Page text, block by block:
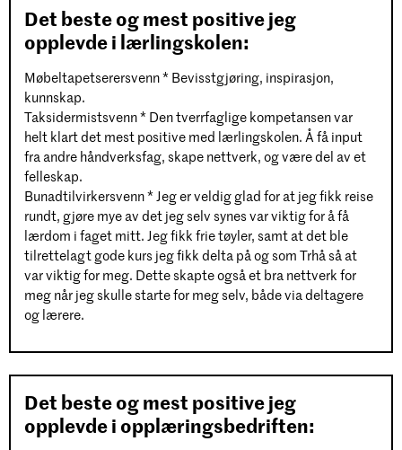
Det beste og mest positive jeg
opplevde i lærlingskolen:
Møbeltapetserersvenn * Bevisstgjøring, inspirasjon,
kunnskap.
Taksidermistsvenn * Den tverrfaglige kompetansen var
helt klart det mest positive med lærlingskolen. Å få input
fra andre håndverksfag, skape nettverk, og være del av et
felleskap.
Bunadtilvirkersvenn * Jeg er veldig glad for at jeg fikk reise
rundt, gjøre mye av det jeg selv synes var viktig for å få
lærdom i faget mitt. Jeg fikk frie tøyler, samt at det ble
tilrettelagt gode kurs jeg fikk delta på og som Trhå så at
var viktig for meg. Dette skapte også et bra nettverk for
meg når jeg skulle starte for meg selv, både via deltagere
og lærere.
Det beste og mest positive jeg
opplevde i opplæringsbedriften: